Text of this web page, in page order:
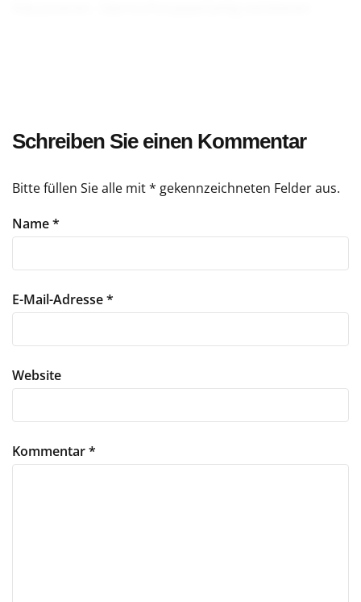
Schreiben Sie einen Kommentar
Bitte füllen Sie alle mit * gekennzeichneten Felder aus.
Name*
E-Mail-Adresse*
Website
Kommentar*